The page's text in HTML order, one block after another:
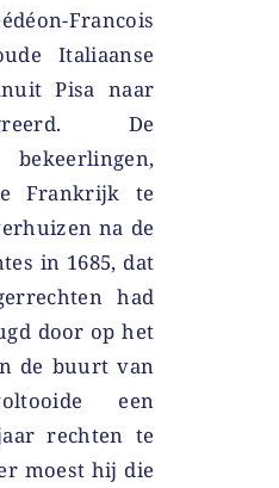
Francois
Italiaanse
Pisa naar
De
Frankrijk te
na de
in 1685, dat
had
door op het
de buurt van
een
rechten te
moest hij die